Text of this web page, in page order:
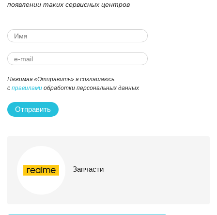
появлении таких сервисных центров
Нажимая «Отправить» я соглашаюсь
с правилами обработки персональных данных
Отправить
Запчасти